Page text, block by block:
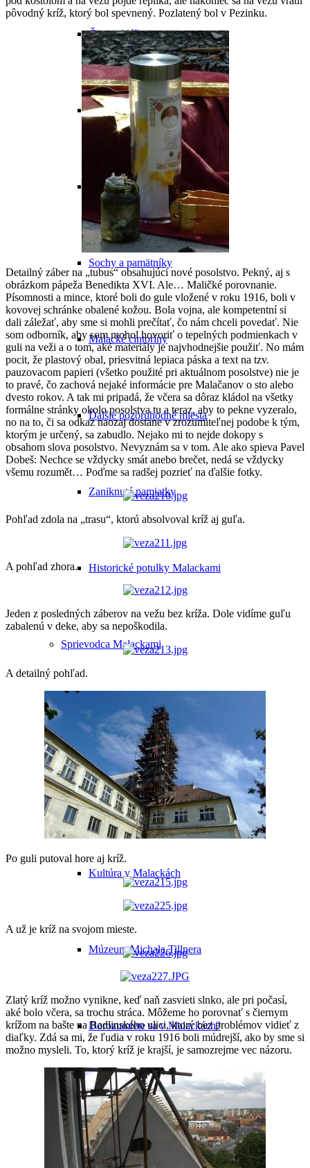
Čierny kláštor
Farský kostol
Synagóga
Sochy a pamätníky
Malacké cintoríny
Ďalšie pozoruhodné miesta
Zaniknuté pamiatky
Historické potulky Malackami
Sprievodca Malackami
Poznávacie okruhy po Malackách
Kultúra v Malackách
Múzeum Michala Tillnera
Dorozumiete sa v Malackách?
Vianoce v Malackách
pôvodný kríž, ktorý bol spevnený. Pozlatený bol v Pezinku.
Detailný záber na „tubus“ obsahujúci nové posolstvo. Pekný, aj s
obrázkom pápeža Benedikta XVI. Ale… Maličké porovnanie.
Písomnosti a mince, ktoré boli do gule vložené v roku 1916, boli v
kovovej schránke obalené kožou. Bola vojna, ale kompetentní si
dali záležať, aby sme si mohli prečítať, čo nám chceli povedať. Nie
som odborník, aby som mohol hovoriť o tepelných podmienkach v
guli na veži a o tom, aké materiály je najvhodnejšie použiť. No mám
pocit, že plastový obal, priesvitná lepiaca páska a text na tzv.
pauzovacom papieri (všetko použité pri aktuálnom posolstve) nie je
to pravé, čo zachová nejaké informácie pre Malačanov o sto alebo
dvesto rokov. A tak mi pripadá, že včera sa dôraz kládol na všetky
formálne stránky okolo posolstva tu a teraz, aby to pekne vyzeralo,
no na to, či sa odkaz naozaj dostane v zrozumiteľnej podobe k tým,
ktorým je určený, sa zabudlo. Nejako mi to nejde dokopy s
obsahom slova posolstvo. Nevyznám sa v tom. Ale ako spieva Pavel
Dobeš: Nechce se vždycky smát anebo brečet, nedá se vždycky
všemu rozumět… Poďme sa radšej pozrieť na ďalšie fotky.
Pohľad zdola na „trasu“, ktorú absolvoval kríž aj guľa.
A pohľad zhora.
Jeden z posledných záberov na vežu bez kríža. Dole vidíme guľu
zabalenú v deke, aby sa nepoškodila.
A detailný pohľad.
Po guli putoval hore aj kríž.
A už je kríž na svojom mieste.
Zlatý kríž možno vynikne, keď naň zasvieti slnko, ale pri počasí,
aké bolo včera, sa trochu stráca. Môžeme ho porovnať s čiernym
krížom na bašte na Radlinského ulici, ktorý bez problémov vidieť z
diaľky. Zdá sa mi, že ľudia v roku 1916 boli múdrejší, ako by sme si
možno mysleli. To, ktorý kríž je krajší, je samozrejme vec názoru.